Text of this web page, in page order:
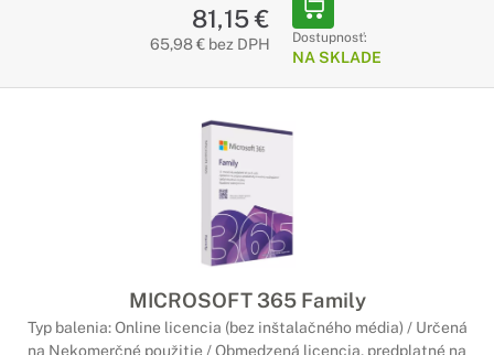
81,15 €
65,98 € bez DPH Dostupnosť:
NA SKLADE
MICROSOFT 365 Family
Typ balenia: Online licencia (bez inštalačného média) / Určená
na Nekomerčné použitie / Obmedzená licencia, predplatné na